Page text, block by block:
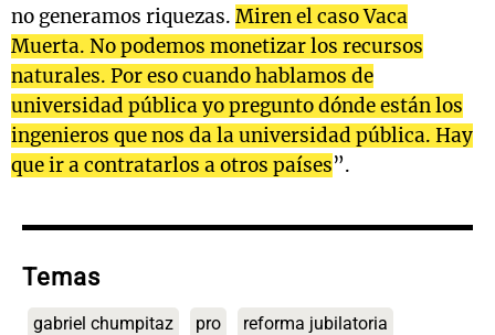
no generamos riquezas. Miren el caso Vaca
Muerta. No podemos monetizar los recursos
naturales. Por eso cuando hablamos de
universidad pública yo pregunto dónde están los
ingenieros que nos da la universidad pública. Hay
que ir a contratarlos a otros países”.
Temas
gabriel chumpitaz pro reforma jubilatoria